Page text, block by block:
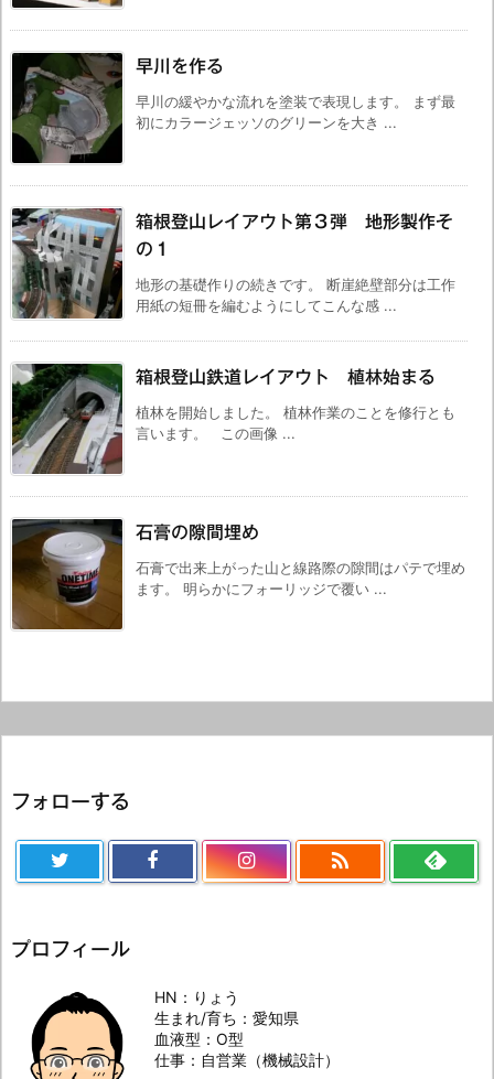
早川を作る
早川の緩やかな流れを塗装で表現します。 まず最
初にカラージェッソのグリーンを大き ...
箱根登山レイアウト第３弾 地形製作そ
の１
地形の基礎作りの続きです。 断崖絶壁部分は工作
用紙の短冊を編むようにしてこんな感 ...
箱根登山鉄道レイアウト 植林始まる
植林を開始しました。 植林作業のことを修行とも
言います。 この画像 ...
石膏の隙間埋め
石膏で出来上がった山と線路際の隙間はパテで埋め
ます。 明らかにフォーリッジで覆い ...
フォローする

プロフィール
HN：りょう
生まれ/育ち：愛知県
血液型：O型
仕事：自営業（機械設計）